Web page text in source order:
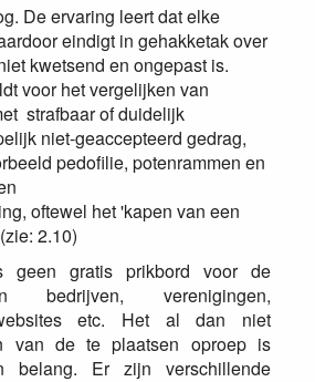
De ervaring leert dat elke
eindigt in gehakketak over
kwetsend en ongepast is.
voor het vergelijken van
strafbaar of duidelijk
niet-geaccepteerd gedrag,
pedofilie, potenrammen en
oftewel het 'kapen van een
2.10)
gratis prikbord voor de
verenigingen,
etc. Het al dan niet
van de te plaatsen oproep is
belang. Er zijn verschillende